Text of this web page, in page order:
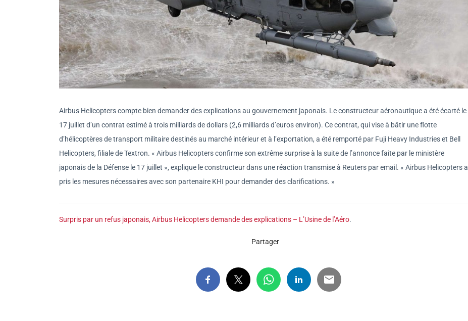
Airbus Helicopters compte bien demander des explications au gouvernement japonais. Le constructeur aéronautique a été écarté le
17 juillet d’un contrat estimé à trois milliards de dollars (2,6 milliards d’euros environ). Ce contrat, qui vise à bâtir une flotte
d’hélicoptères de transport militaire destinés au marché intérieur et à l’exportation, a été remporté par Fuji Heavy Industries et Bell
Helicopters, filiale de Textron. « Airbus Helicopters confirme son extrême surprise à la suite de l’annonce faite par le ministère
japonais de la Défense le 17 juillet », explique le constructeur dans une réaction transmise à Reuters par email. « Airbus Helicopters a
pris les mesures nécessaires avec son partenaire KHI pour demander des clarifications. »
Surpris par un refus japonais, Airbus Helicopters demande des explications – L’Usine de l’Aéro.
Partager